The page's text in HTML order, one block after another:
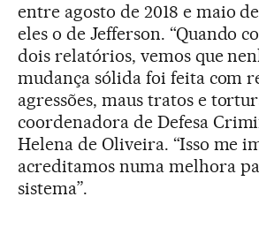
entre agosto de 2018 e maio
eles o de Jefferson. “Quando
dois relatórios, vemos que
mudança sólida foi feita com
agressões, maus tratos e
coordenadora de Defesa
Helena de Oliveira. “Isso me
acreditamos numa melhora
sistema”.